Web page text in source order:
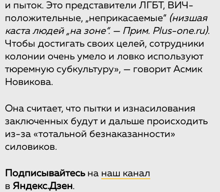
и пыток. Это представители ЛГБТ, ВИЧ-
положительные, „неприкасаемые“ (низшая
каста людей „на зоне“. — Прим. Plus-one.ru).
Чтобы достигать своих целей, сотрудники
колонии очень умело и ловко используют
тюремную субкультуру», — говорит Асмик
Новикова.
Она считает, что пытки и изнасилования
заключенных будут и дальше происходить
из-за «тотальной безнаказанности»
силовиков.
Подписывайтесьна наш канал
в Яндекс.Дзен.